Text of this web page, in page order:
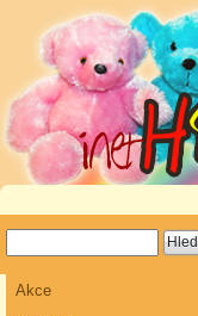
Akce